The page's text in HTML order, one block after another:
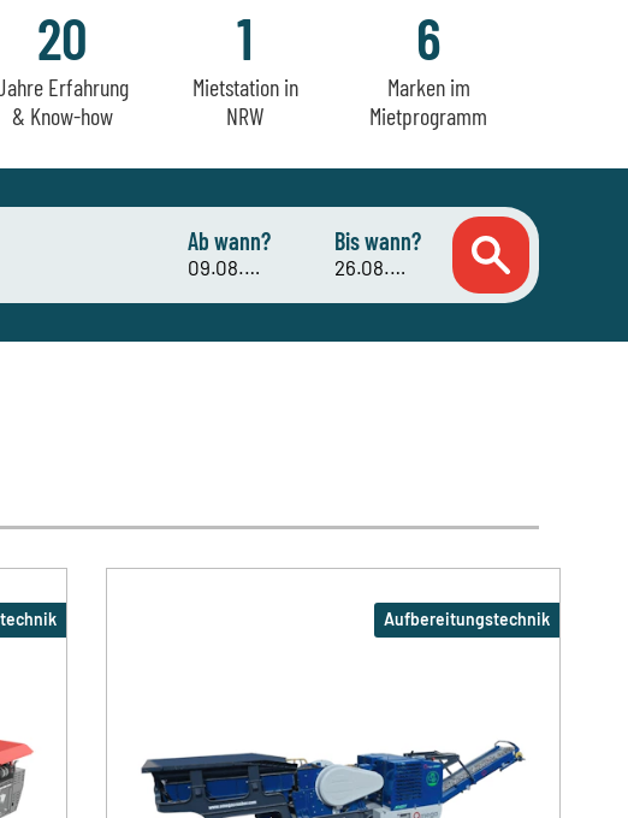
Erfahrung
& Know-how
20
Mietstation in
NRW
1
Marken im
Mietprogramm
6
Ab wann? Bis wann?
Aufbereitungstechnik